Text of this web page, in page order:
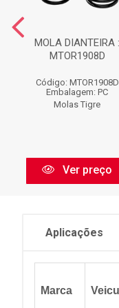
MOLA DIANTEIRA :
MTOR1908D
Código: MTOR1908D
Embalagem: PC
Molas Tigre
Ver preço
Aplicações
Marca